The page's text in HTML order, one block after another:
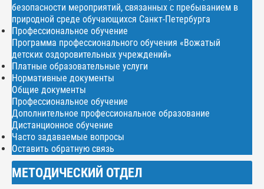
безопасности мероприятий, связанных с пребыванием в
природной среде обучающихся Санкт-Петербурга
Профессиональное обучение
Программа профессионального обучения «Вожатый
детских оздоровительных учреждений»
Платные образовательные услуги
Нормативные документы
Общие документы
Профессиональное обучение
Дополнительное профессиональное образование
Дистанционное обучение
Часто задаваемые вопросы
Оставить обратную связь
МЕТОДИЧЕСКИЙ ОТДЕЛ